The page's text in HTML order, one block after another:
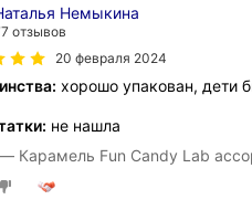
Немыкина
отзывов
20 февраля 2024
хорошо упакован, дети
не нашла
Карамель Fun Candy Lab